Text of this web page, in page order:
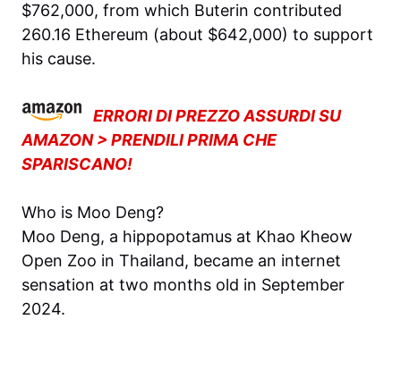
$762,000, from which Buterin contributed
260.16 Ethereum (about $642,000) to support
his cause.
ERRORI DI PREZZO ASSURDI SU
AMAZON > PRENDILI PRIMA CHE
SPARISCANO!
Who is Moo Deng?
Moo Deng, a hippopotamus at Khao Kheow
Open Zoo in Thailand, became an internet
sensation at two months old in September
2024.